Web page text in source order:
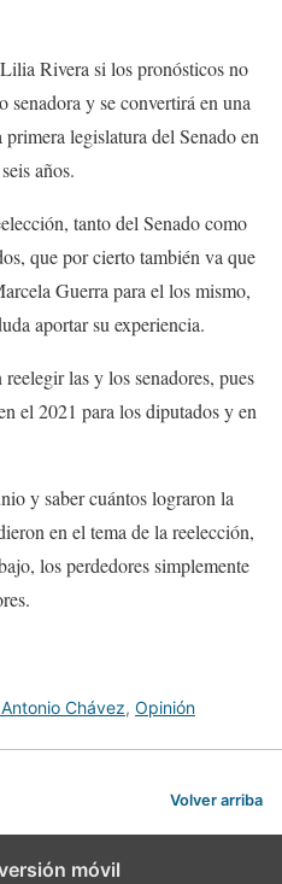
Rivera si los pronósticos no
y se convertirá en una
legislatura del Senado en
años.
tanto del Senado como
que por cierto también va que
Guerra para el los mismo,
aportar su experiencia.
las y los senadores, pues
el 2021 para los diputados y en
y saber cuántos lograron la
en el tema de la reelección,
los perdedores simplemente
Chávez, Opinión
Volver arriba
móvil